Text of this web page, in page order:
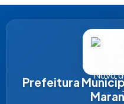
Prefeitura